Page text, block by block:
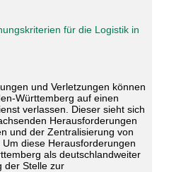
für die Logistik in
und Verletzungen können
Württemberg auf einen
verlassen. Dieser sieht sich
Herausforderungen
und der Zentralisierung von
diese Herausforderungen
als deutschlandweiter
der Stelle zur